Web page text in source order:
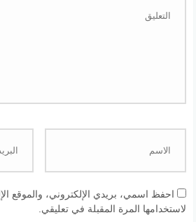
احفظ اسمي، بريدي الإلكتروني، والموقع
لاستخدامها المرة المقبلة في تعليقي.